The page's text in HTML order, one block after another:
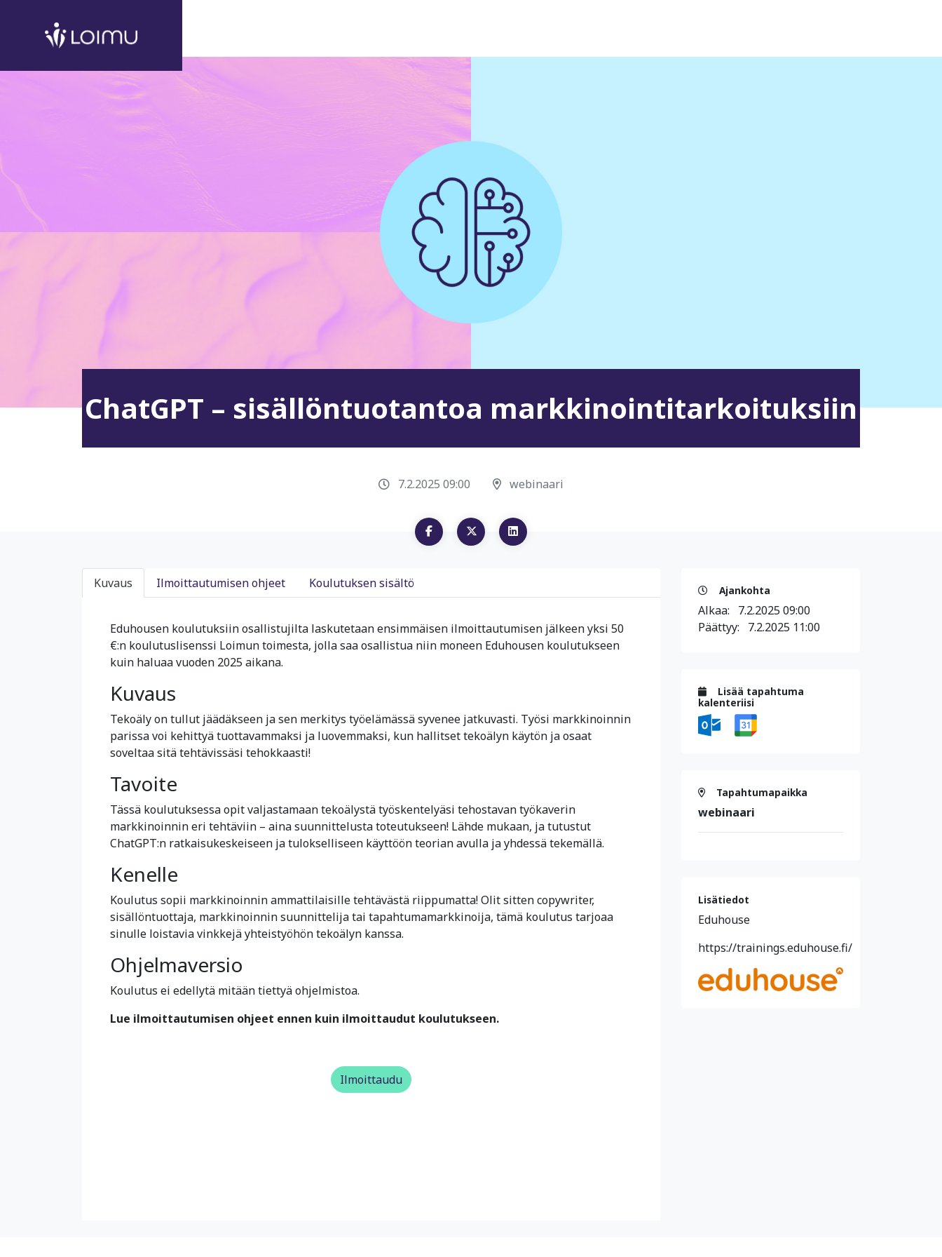
ChatGPT – sisällöntuotantoa markkinointitarkoituksiin
7.2.2025 09:00 webinaari
Kuvaus Ilmoittautumisen ohjeet Koulutuksen sisältö
Eduhousen koulutuksiin osallistujilta laskutetaan ensimmäisen ilmoittautumisen jälkeen yksi 50
€:n koulutuslisenssi Loimun toimesta, jolla saa osallistua niin moneen Eduhousen koulutukseen
kuin haluaa vuoden 2025 aikana.
Kuvaus
Tekoäly on tullut jäädäkseen ja sen merkitys työelämässä syvenee jatkuvasti. Työsi markkinoinnin
parissa voi kehittyä tuottavammaksi ja luovemmaksi, kun hallitset tekoälyn käytön ja osaat
soveltaa sitä tehtävissäsi tehokkaasti!
Tavoite
Tässä koulutuksessa opit valjastamaan tekoälystä työskentelyäsi tehostavan työkaverin
markkinoinnin eri tehtäviin – aina suunnittelusta toteutukseen! Lähde mukaan, ja tutustut
ChatGPT:n ratkaisukeskeiseen ja tulokselliseen käyttöön teorian avulla ja yhdessä tekemällä.
Kenelle
Koulutus sopii markkinoinnin ammattilaisille tehtävästä riippumatta! Olit sitten copywriter,
sisällöntuottaja, markkinoinnin suunnittelija tai tapahtumamarkkinoija, tämä koulutus tarjoaa
sinulle loistavia vinkkejä yhteistyöhön tekoälyn kanssa.
Ohjelmaversio
Koulutus ei edellytä mitään tiettyä ohjelmistoa.
Lue ilmoittautumisen ohjeet ennen kuin ilmoittaudut koulutukseen.
Ilmoittaudu
Ajankohta
Alkaa: 7.2.2025 09:00
Päättyy: 7.2.2025 11:00
Lisää tapahtuma
kalenteriisi
Tapahtumapaikka
webinaari
Lisätiedot
Eduhouse
https://trainings.eduhouse.fi/